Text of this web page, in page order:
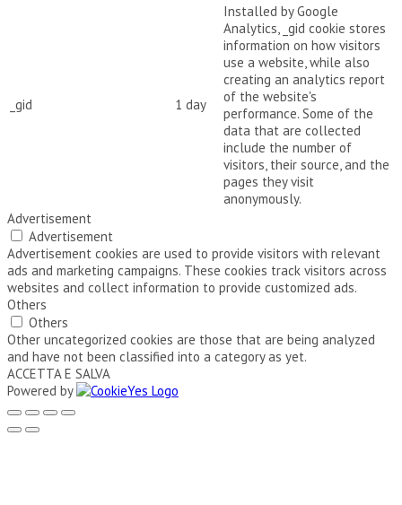
_gid 1 day
Installed by Google
Analytics, _gid cookie stores
information on how visitors
use a website, while also
creating an analytics report
of the website's
performance. Some of the
data that are collected
include the number of
visitors, their source, and the
pages they visit
anonymously.
Advertisement
Advertisement
Advertisement cookies are used to provide visitors with relevant
ads and marketing campaigns. These cookies track visitors across
websites and collect information to provide customized ads.
Others
Others
Other uncategorized cookies are those that are being analyzed
and have not been classified into a category as yet.
ACCETTA E SALVA
Powered by